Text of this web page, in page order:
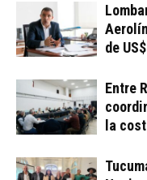
de
Entre
la